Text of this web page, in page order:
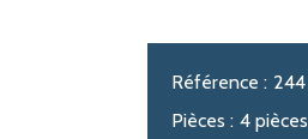
Référence
244
Pièces
4 pièces